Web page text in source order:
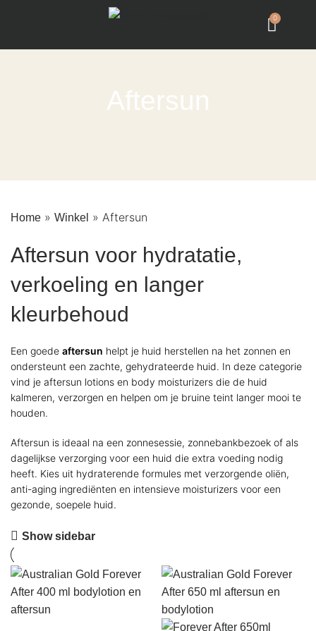
0
Aftersun
Home » Winkel » Aftersun
Aftersun voor hydratatie,
verkoeling en langer
kleurbehoud
Een goede aftersun helpt je huid herstellen na het zonnen en
ondersteunt een zachte, gehydrateerde huid. In deze categorie
vind je aftersun lotions en body moisturizers die de huid
kalmeren, verzorgen en helpen om je bruine teint langer mooi te
houden.
Aftersun is ideaal na een zonnesessie, zonnebankbezoek of als
dagelijkse verzorging voor een huid die extra voeding nodig
heeft. Kies uit hydraterende formules met verzorgende oliën,
anti-aging ingrediënten en intensieve moisturizers voor een
gezonde, soepele huid.
Show sidebar